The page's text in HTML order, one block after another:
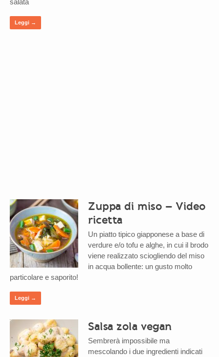
Leggi →
Zuppa di miso – Video
ricetta
Un piatto tipico giapponese a base di
verdure e/o tofu e alghe, in cui il brodo
viene realizzato sciogliendo del miso
in acqua bollente: un gusto molto
particolare e saporito!
Leggi →
Salsa zola vegan
Sembrerà impossibile ma
mescolando i due ingredienti indicati